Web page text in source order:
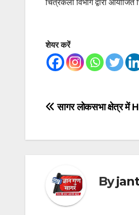
चित्रकला विभाग द्वारा
शेयर करें
Post
सागर लोकसभा क्षेत्र में
By